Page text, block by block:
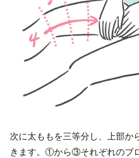
次に太ももを三等分し、上部か
きます。①から③それぞれのブ